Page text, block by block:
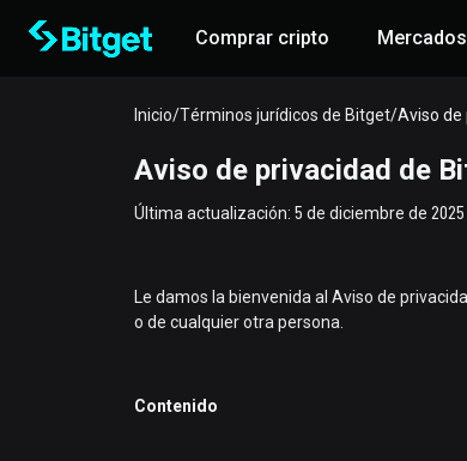
Comprar cripto Mercados
Inicio/Términos jurídicos de Bitget/Aviso de
Aviso de privacidad de
Última actualización: 5 de diciembre de 2025
Le damos la bienvenida al Aviso de
o de cualquier otra persona.
Contenido